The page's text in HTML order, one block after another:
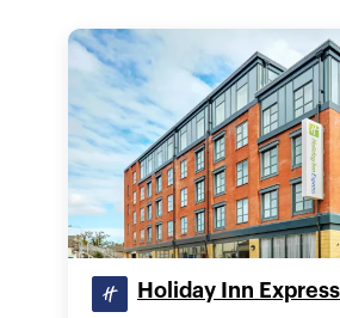
Holiday Inn